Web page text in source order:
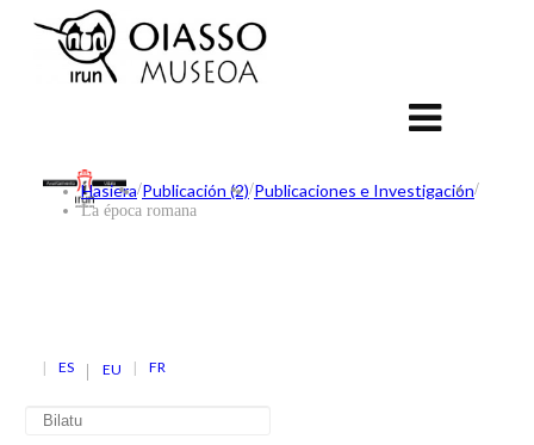
ES EU FR
Hasiera/Publicación (2)/Publicaciones e Investigación/
La época romana